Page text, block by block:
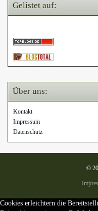
Gelistet auf:
Über uns:
Kontakt
Impressum
Datenschutz
©
Cookies erleichtern die